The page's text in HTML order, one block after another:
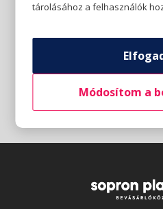
tárolásához a felhasználók
Módosítom a